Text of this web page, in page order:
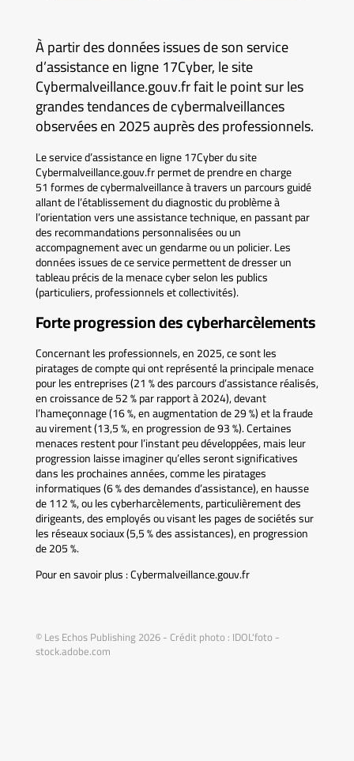
À partir des données issues de son service
d’assistance en ligne 17Cyber, le site
Cybermalveillance.gouv.fr fait le point sur les
grandes tendances de cybermalveillances
observées en 2025 auprès des professionnels.
Le service d’assistance en ligne 17Cyber du site
Cybermalveillance.gouv.fr permet de prendre en charge
51 formes de cybermalveillance à travers un parcours guidé
allant de l’établissement du diagnostic du problème à
l’orientation vers une assistance technique, en passant par
des recommandations personnalisées ou un
accompagnement avec un gendarme ou un policier. Les
données issues de ce service permettent de dresser un
tableau précis de la menace cyber selon les publics
(particuliers, professionnels et collectivités).
Forte progression des cyberharcèlements
Concernant les professionnels, en 2025, ce sont les
piratages de compte qui ont représenté la principale menace
pour les entreprises (21 % des parcours d’assistance réalisés,
en croissance de 52 % par rapport à 2024), devant
l’hameçonnage (16 %, en augmentation de 29 %) et la fraude
au virement (13,5 %, en progression de 93 %). Certaines
menaces restent pour l’instant peu développées, mais leur
progression laisse imaginer qu’elles seront significatives
dans les prochaines années, comme les piratages
informatiques (6 % des demandes d’assistance), en hausse
de 112 %, ou les cyberharcèlements, particulièrement des
dirigeants, des employés ou visant les pages de sociétés sur
les réseaux sociaux (5,5 % des assistances), en progression
de 205 %.
Pour en savoir plus : Cybermalveillance.gouv.fr
© Les Echos Publishing 2026 - Crédit photo : IDOL'foto -
stock.adobe.com